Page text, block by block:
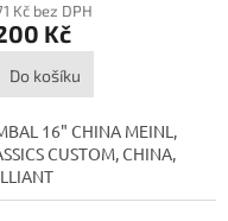
Kč bez DPH
Kč
Do košíku
16" CHINA MEINL,
CUSTOM, CHINA,